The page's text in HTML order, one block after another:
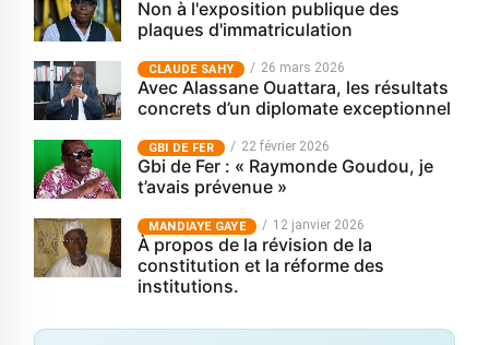
Non à l'exposition publique des
plaques d'immatriculation
CLAUDE SAHY 26 mars 2026
Avec Alassane Ouattara, les résultats
concrets d’un diplomate exceptionnel
GBI DE FER 22 février 2026
Gbi de Fer : « Raymonde Goudou, je
t’avais prévenue »
MANDIAYE GAYE 12 janvier 2026
À propos de la révision de la
constitution et la réforme des
institutions.